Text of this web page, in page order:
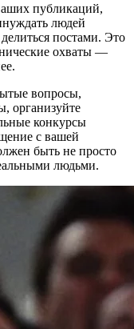
публикаций,
людей
постами. Это
охваты —
вопросы,
организуйте
конкурсы
с вашей
быть не просто
людьми.